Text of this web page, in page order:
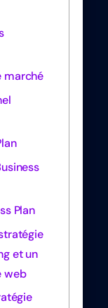
marché
Plan
et un
web